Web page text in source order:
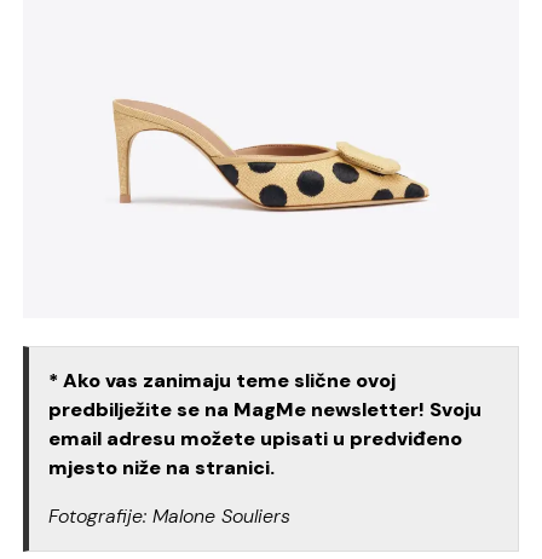
* Ako vas zanimaju teme slične ovoj
predbilježite se na MagMe newsletter! Svoju
email adresu možete upisati u predviđeno
mjesto niže na stranici.
Fotografije: Malone Souliers